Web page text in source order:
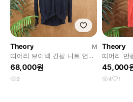
Theory
M
띠어리 브이넥 긴팔 니트 언밸
런스 기장 부클 텍스처 디테일
네이비
68,000원
2
Theory
띠어리 반
인 포켓 디
코랄
45,000
4 1